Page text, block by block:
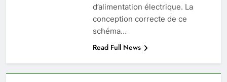
d’alimentation électrique. La
conception correcte de ce
schéma…
Read Full News